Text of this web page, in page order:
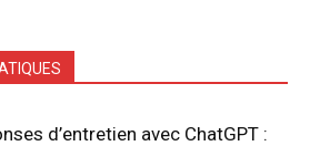
d’entretien avec ChatGPT :